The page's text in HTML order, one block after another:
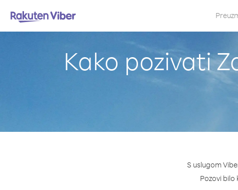
Kako pozivati
S uslugom
Pozovi bilo